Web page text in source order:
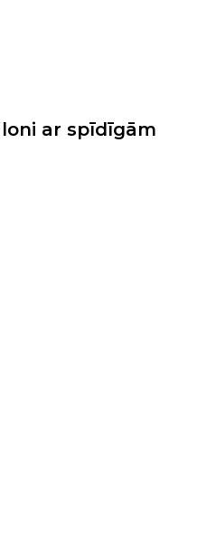
ar spīdīgām